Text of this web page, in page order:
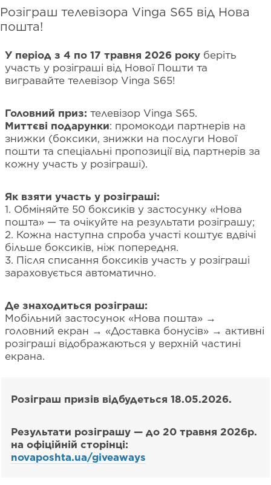
Розіграш телевізора Vinga S65 від Нова
пошта!
У період з 4 по 17 травня 2026 року беріть
участь у розіграші від Нової Пошти та
вигравайте телевізор Vinga S65!
Головний приз: телевізор Vinga S65.
Миттєві подарунки: промокоди партнерів на
знижки (боксики, знижки на послуги Нової
пошти та спеціальні пропозиції від партнерів за
кожну участь у розіграші).
Як взяти участь у розіграші:
1. Обміняйте 50 боксиків у застосунку «Нова
пошта» — та очікуйте на результати розіграшу;
2. Кожна наступна спроба участі коштує вдвічі
більше боксиків, ніж попередня.
3. Після списання боксиків участь у розіграші
зараховується автоматично.
Де знаходиться розіграш:
Мобільний застосунок «Нова пошта» →
головний екран → «Доставка бонусів» → активні
розіграші відображаються у верхній частині
екрана.
Розіграш призів відбудеться 18.05.2026.
Результати розіграшу — до 20 травня 2026р.
на офіційній сторінці:
novaposhta.ua/giveaways